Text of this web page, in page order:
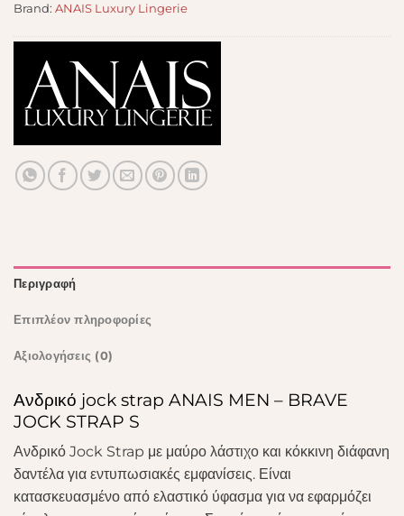
Brand: ANAIS Luxury Lingerie
Περιγραφή
Επιπλέον πληροφορίες
Αξιολογήσεις (0)
Ανδρικό jock strap ANAIS MEN – BRAVE
JOCK STRAP S
Ανδρικό Jock Strap με μαύρο λάστιχο και κόκκινη διάφανη
δαντέλα για εντυπωσιακές εμφανίσεις. Είναι
κατασκευασμένο από ελαστικό ύφασμα για να εφαρμόζει